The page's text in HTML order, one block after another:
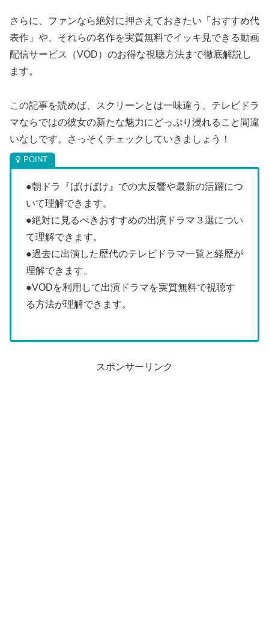
さらに、ファンなら絶対に押さえておきたい「おすすめ代
表作」や、それらの名作を実質無料でイッキ見できる動画
配信サービス（VOD）のお得な視聴方法まで徹底解説し
ます。
この記事を読めば、スクリーンとは一味違う、テレビドラ
マならではの彼女の新たな魅力にどっぷり浸れること間違
いなしです。さっそくチェックしていきましょう！
●朝ドラ『ばけばけ』での大反響や最新の活躍につ
いて理解できます。
●絶対に見るべきおすすめの出演ドラマ３選につい
て理解できます。
●過去に出演した歴代のテレビドラマ一覧と経歴が
理解できます。
●VODを利用して出演ドラマを実質無料で視聴す
る方法が理解できます。
スポンサーリンク